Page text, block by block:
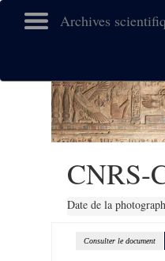
Archives
CNRS-
Date de la
Consulter le document